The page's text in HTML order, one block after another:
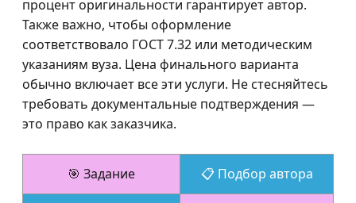
процент оригинальности гарантирует автор.
Также важно, чтобы оформление
соответствовало ГОСТ 7.32 или методическим
указаниям вуза. Цена финального варианта
обычно включает все эти услуги. Не стесняйтесь
требовать документальные подтверждения —
это право как заказчика.
🎯 Задание 📋 Подбор автора